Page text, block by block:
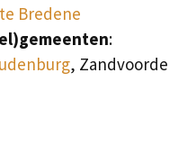
Bredene
:
, Zandvoorde